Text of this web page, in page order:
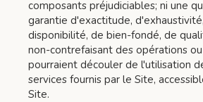
composants préjudiciables; ni une
garantie d'exactitude,
disponibilité, de bien-fondé, de
non-contrefaisant des opérations
pourraient découler de l'utilisation
services fournis par le Site,
Site.